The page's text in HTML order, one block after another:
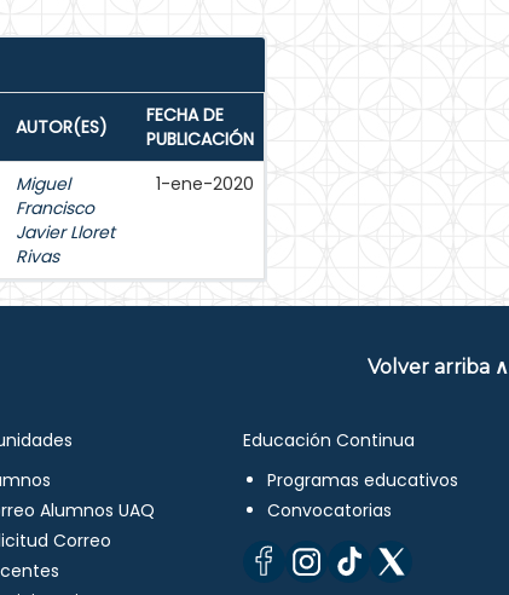
AUTOR(ES)
FECHA DE
PUBLICACIÓN
Miguel
Francisco
Javier Lloret
Rivas
1-ene-2020
Volver arriba ∧
Alumnos UAQ
Correo
Educación Continua
Programas educativos
Convocatorias